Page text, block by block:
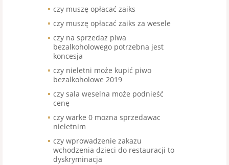
czy muszę opłacać zaiks
czy muszę opłacać zaiks za wesele
czy na sprzedaz piwa
bezalkoholowego potrzebna jest
koncesja
czy nieletni może kupić piwo
bezalkoholowe 2019
czy sala weselna może podnieść
cenę
czy warke 0 mozna sprzedawac
nieletnim
czy wprowadzenie zakazu
wchodzenia dzieci do restauracji to
dyskryminacja